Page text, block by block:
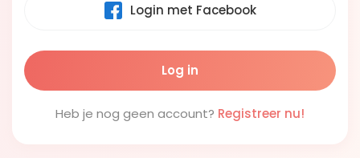
Login met Facebook
Heb je nog geen account? Registreer nu!